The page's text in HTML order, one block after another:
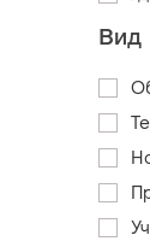
Вид